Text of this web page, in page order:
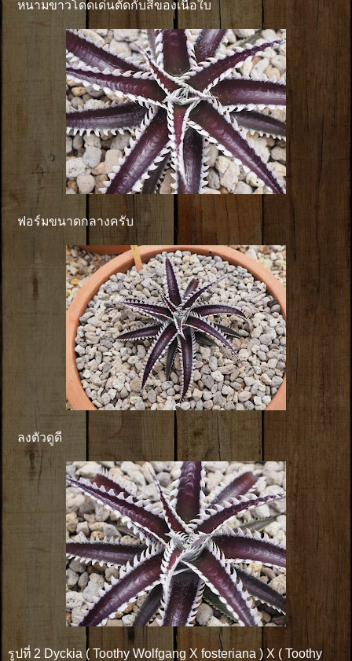
หนามขาวโดดเด่นตัดกับสีของเนื้อใบ
ฟอร์มขนาดกลางครับ
ลงตัวดูดี
รูปที่ 2 Dyckia ( Toothy Wolfgang X fosteriana ) X ( Toothy